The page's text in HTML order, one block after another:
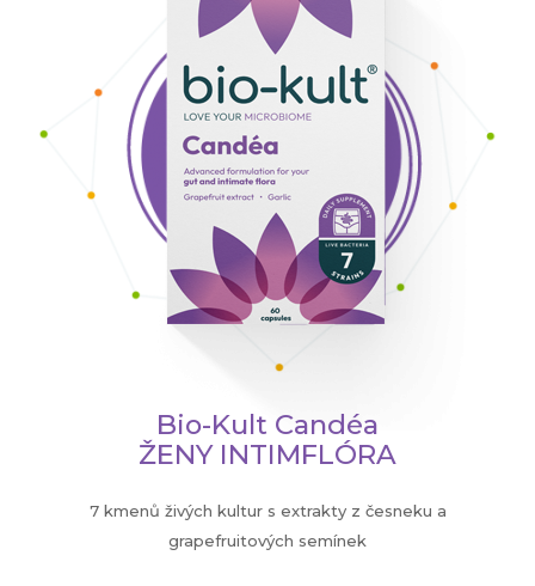
Bio-Kult Candéa
ŽENY INTIMFLÓRA
7 kmenů živých kultur s extrakty z česneku a
grapefruitových semínek